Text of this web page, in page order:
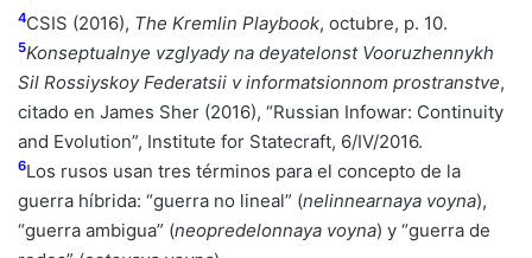
4CSIS (2016), The Kremlin Playbook, octubre, p. 10.
5Konseptualnye vzglyady na deyatelonst Vooruzhennykh
Sil Rossiyskoy Federatsii v informatsionnom prostranstve,
citado en James Sher (2016), “Russian Infowar: Continuity
and Evolution”, Institute for Statecraft, 6/IV/2016.
6Los rusos usan tres términos para el concepto de la
guerra híbrida: “guerra no lineal” (nelinnearnaya voyna),
“guerra ambigua” (neopredelonnaya voyna) y “guerra de